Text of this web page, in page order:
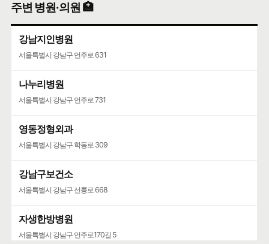
주변 병원·의원 🏥
강남지인병원
서울특별시 강남구 언주로 631
나누리병원
서울특별시 강남구 언주로 731
영동정형외과
서울특별시 강남구 학동로 309
강남구보건소
서울특별시 강남구 선릉로 668
자생한방병원
서울특별시 강남구 언주로170길 5